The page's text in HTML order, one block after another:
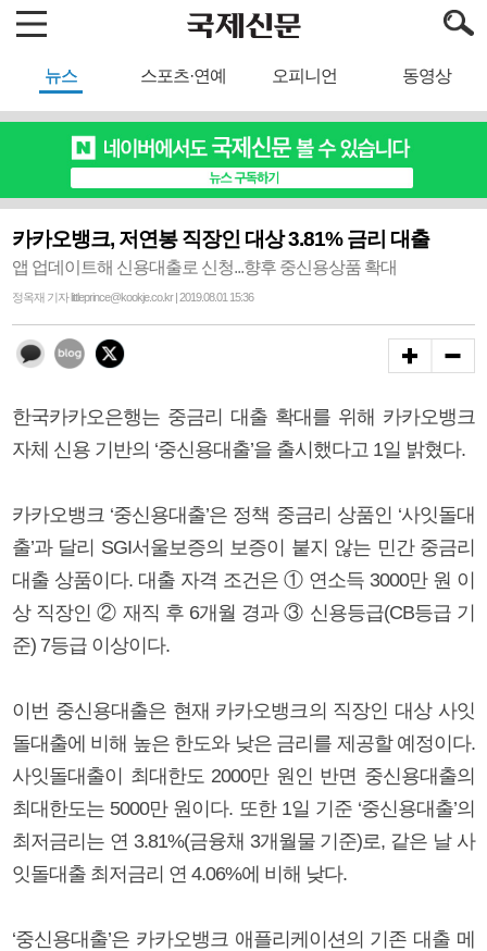
뉴스 스포츠·연예 오피니언 동영상
카카오뱅크, 저연봉 직장인 대상 3.81% 금리 대출
앱 업데이트해 신용대출로 신청...향후 중신용상품 확대
정옥재 기자 littleprince@kookje.co.kr | 2019.08.01 15:36
한국카카오은행는 중금리 대출 확대를 위해 카카오뱅크
자체 신용 기반의 ‘중신용대출’을 출시했다고 1일 밝혔다.
카카오뱅크 ‘중신용대출’은 정책 중금리 상품인 ‘사잇돌대
출’과 달리 SGI서울보증의 보증이 붙지 않는 민간 중금리
대출 상품이다. 대출 자격 조건은 ① 연소득 3000만 원 이
상 직장인 ② 재직 후 6개월 경과 ③ 신용등급(CB등급 기
준) 7등급 이상이다.
이번 중신용대출은 현재 카카오뱅크의 직장인 대상 사잇
돌대출에 비해 높은 한도와 낮은 금리를 제공할 예정이다.
사잇돌대출이 최대한도 2000만 원인 반면 중신용대출의
최대한도는 5000만 원이다. 또한 1일 기준 ‘중신용대출’의
최저금리는 연 3.81%(금융채 3개월물 기준)로, 같은 날 사
잇돌대출 최저금리 연 4.06%에 비해 낮다.
‘중신용대출’은 카카오뱅크 애플리케이션의 기존 대출 메